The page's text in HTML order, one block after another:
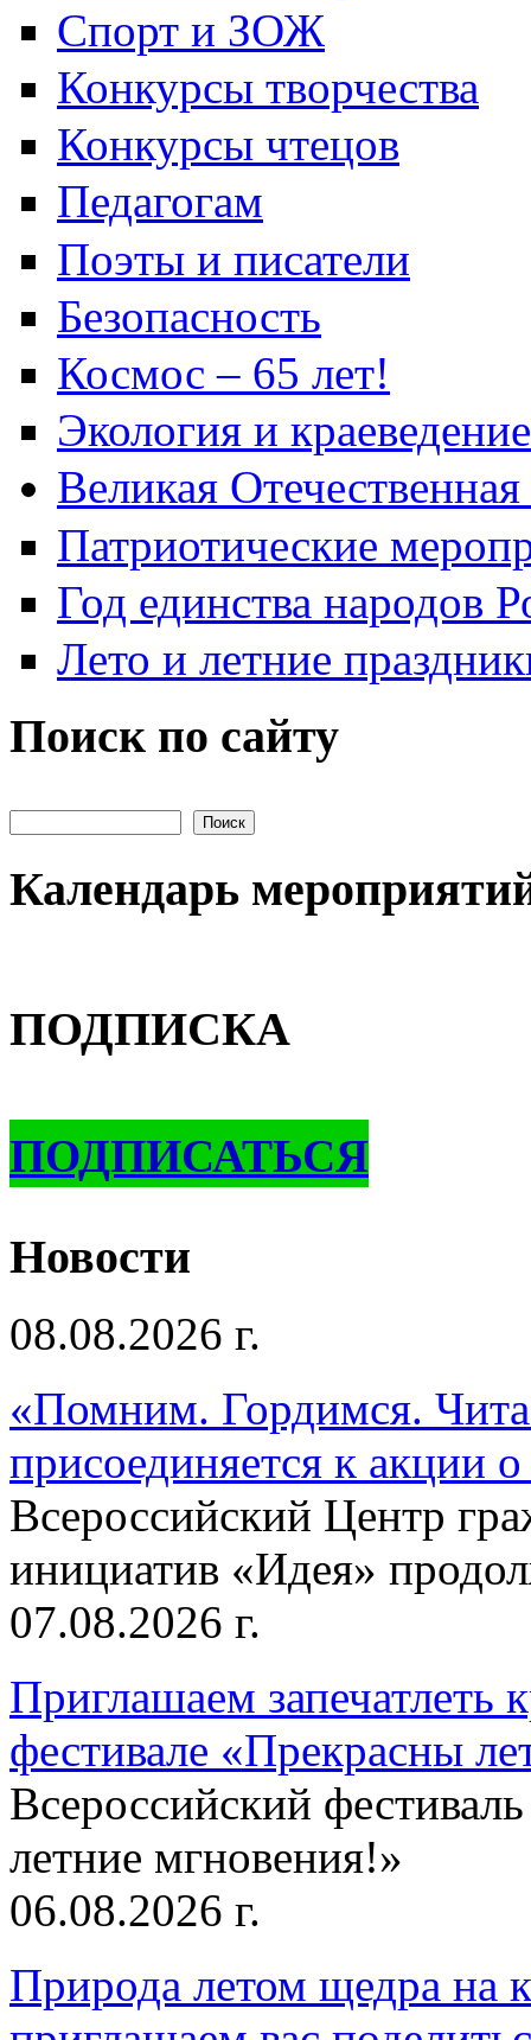
Спорт и ЗОЖ
Конкурсы творчества
Конкурсы чтецов
Педагогам
Поэты и писатели
Безопасность
Космос – 65 лет!
Экология и краеведение
Великая
Патриотические
Год единства народов
Лето и летние
Поиск по сайту
Календарь
ПОДПИСКА
ПОДПИСАТЬСЯ
Новости
08.08.2026 г.
«Помним. Гордимся.
присоединяется к акции
Всероссийский Центр
инициатив «Идея»
07.08.2026 г.
Приглашаем запечатлеть
фестивале «Прекрасны
Всероссийский
летние мгновения!»
06.08.2026 г.
Природа летом щедра на